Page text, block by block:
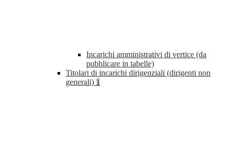
Incarichi amministrativi di vertice (da
pubblicare in tabelle)
Titolari di incarichi dirigenziali (dirigenti non
generali) 1